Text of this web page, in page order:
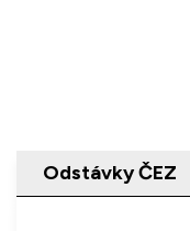
Odstávky ČEZ